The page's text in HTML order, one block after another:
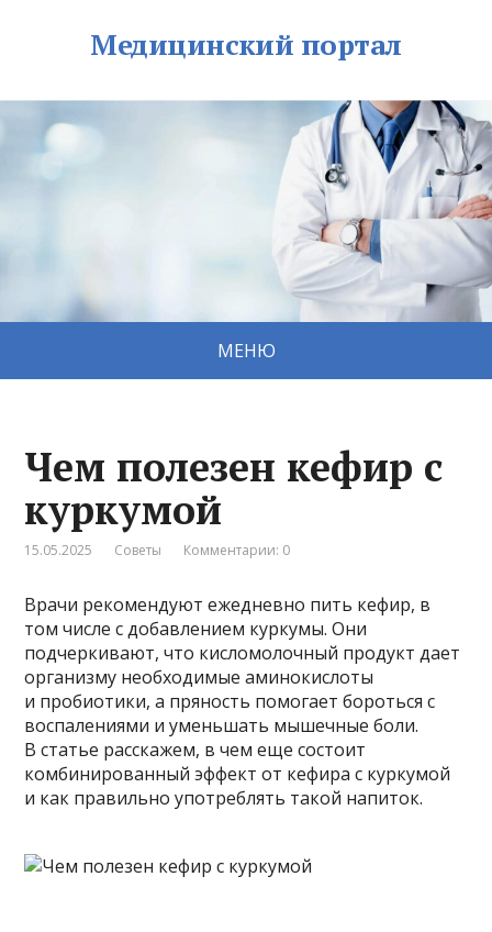
Медицинский портал
МЕНЮ
Чем полезен кефир с
куркумой
15.05.2025 Советы Комментарии: 0
Врачи рекомендуют ежедневно пить кефир, в
том числе с добавлением куркумы. Они
подчеркивают, что кисломолочный продукт дает
организму необходимые аминокислоты
и пробиотики, а пряность помогает бороться с
воспалениями и уменьшать мышечные боли.
В статье расскажем, в чем еще состоит
комбинированный эффект от кефира с куркумой
и как правильно употреблять такой напиток.